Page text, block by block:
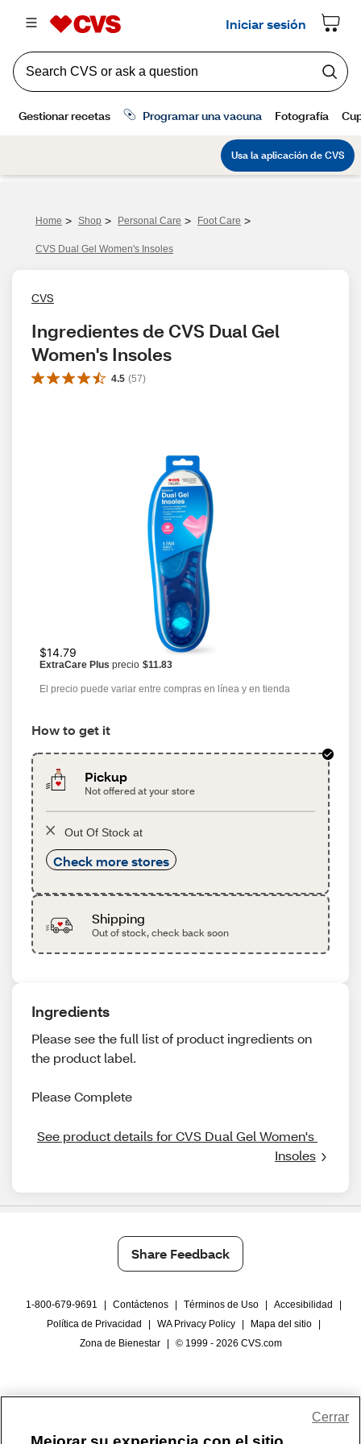
Home > Shop > Personal Care > Foot Care >
CVS Dual Gel Women's Insoles
CVS
Ingredientes de CVS Dual Gel
Women's Insoles
4.5 (57)
$14.79
ExtraCare Plus precio $11.83
El precio puede variar entre compras en línea y en tienda
How to get it
Pickup
Not offered at your store
Out Of Stock at
Check more stores
Shipping
Out of stock, check back soon
Ingredients
Please see the full list of product ingredients on
the product label.
Please Complete
See product details for CVS Dual Gel Women's
Insoles
Share Feedback
1-800-679-9691 Contáctenos Términos de Uso Accesibilidad
Política de Privacidad
WA Privacy Policy Mapa del sitio
Zona de Bienestar
© 1999 - 2026 CVS.com
Cerrar